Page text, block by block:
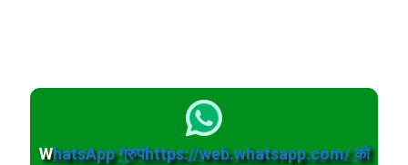
WhatsApp ग्रुपhttps://web.whatsapp.com/ को